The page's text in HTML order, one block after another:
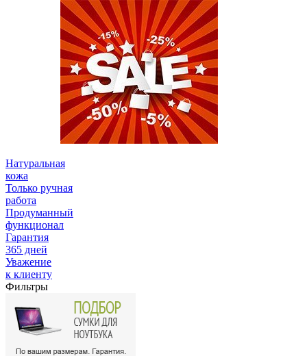
Натуральная
кожа
Только ручная
работа
Продуманный
функционал
Гарантия
365 дней
Уважение
к клиенту
Фильтры